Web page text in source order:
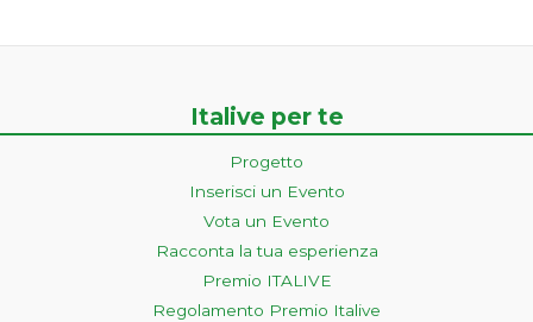
Italive per te
Progetto
Inserisci un Evento
Vota un Evento
Racconta la tua esperienza
Premio ITALIVE
Regolamento Premio Italive